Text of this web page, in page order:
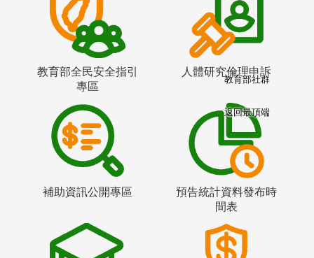
教育部全民安全指引
專區
人體研究倫理申訴
補助資訊公開專區
預告統計資料發布時
間表
教育部社群
返回最頂端